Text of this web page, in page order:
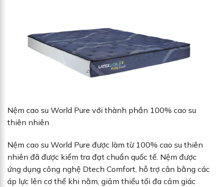
Nệm cao su World Pure với thành phần 100% cao su
thiên nhiên
Nệm cao su World Pure được làm từ 100% cao su thiên
nhiên đã được kiểm tra đạt chuẩn quốc tế. Nệm được
ứng dụng công nghệ Dtech Comfort, hỗ trợ cân bằng các
áp lực lên cơ thể khi nằm, giảm thiểu tối đa cảm giác